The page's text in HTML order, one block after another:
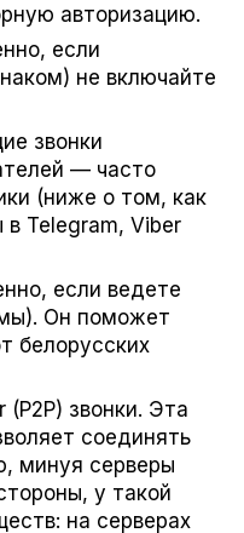
авторизацию.
если
не включайте
звонки
— часто
(ниже о том, как
в Telegram, Viber
если ведете
Он поможет
белорусских
звонки. Эта
соединять
минуя серверы
у такой
на серверах